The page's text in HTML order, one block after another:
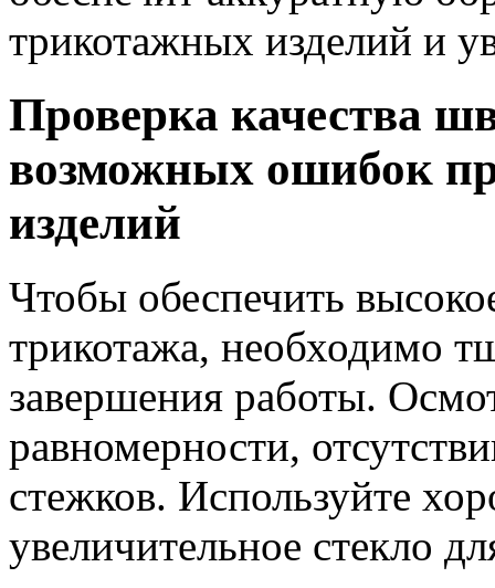
трикотажных изделий и
Проверка качества
возможных ошибок
изделий
Чтобы обеспечить
трикотажа, необходимо
завершения работы.
равномерности,
стежков. Используйте
увеличительное стекло